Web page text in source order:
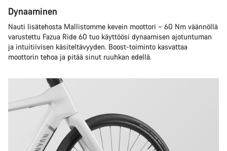
Dynaaminen
Nauti lisätehosta Mallistomme kevein moottori – 60 Nm väännöllä
varustettu Fazua Ride 60 tuo käyttöösi dynaamisen ajotuntuman
ja intuitiivisen käsiteltävyyden. Boost-toiminto kasvattaa
moottorin tehoa ja pitää sinut ruuhkan edellä.